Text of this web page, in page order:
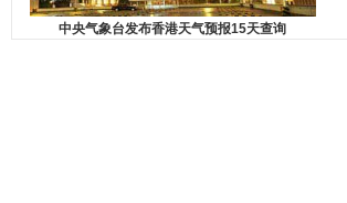
中央气象台发布香港天气预报15天查询